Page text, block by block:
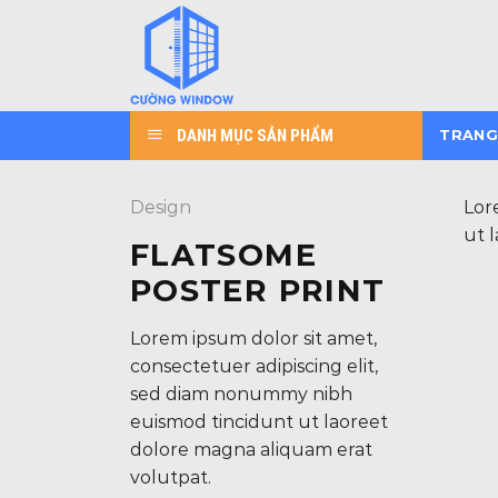
DANH MỤC SẢN PHẨM
Design
FLATSOME
POSTER PRINT
Lorem ipsum dolor sit amet,
consectetuer adipiscing elit,
sed diam nonummy nibh
euismod tincidunt ut laoreet
dolore magna aliquam erat
volutpat.
ut